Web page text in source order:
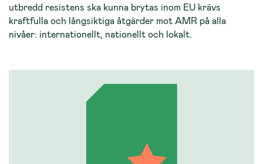
utbredd resistens ska kunna brytas inom EU krävs
kraftfulla och långsiktiga åtgärder mot AMR på alla
nivåer: internationellt, nationellt och lokalt.